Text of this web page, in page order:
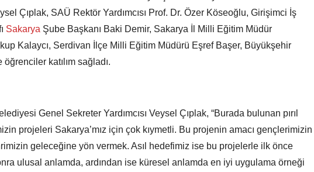
Çıplak, SAÜ Rektör Yardımcısı Prof. Dr. Özer Köseoğlu, Girişimci İş
Sakarya Şube Başkanı Baki Demir, Sakarya İl Milli Eğitim Müdür
Kalaycı, Serdivan İlçe Milli Eğitim Müdürü Eşref Başer, Büyükşehir
öğrenciler katılım sağladı.
Genel Sekreter Yardımcısı Veysel Çıplak, “Burada bulunan pırıl
projeleri Sakarya’mız için çok kıymetli. Bu projenin amacı gençlerimizin
geleceğine yön vermek. Asıl hedefimiz ise bu projelerle ilk önce
ulusal anlamda, ardından ise küresel anlamda en iyi uygulama örneği